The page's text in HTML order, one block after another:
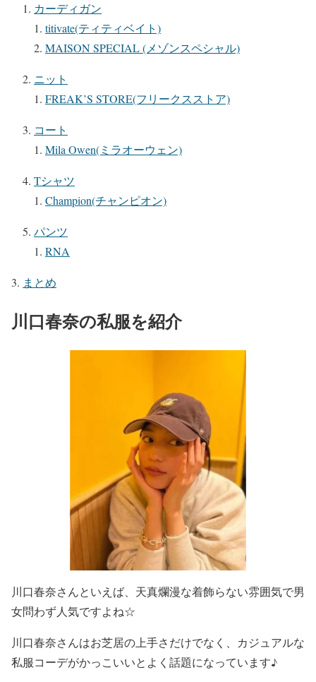
カーディガン
titivate(ティティベイト)
MAISON SPECIAL (メゾンスペシャル)
ニット
FREAK’S STORE(フリークスストア)
コート
Mila Owen(ミラオーウェン)
Tシャツ
Champion(チャンピオン)
パンツ
RNA
まとめ
川口春奈の私服を紹介
川口春奈さんといえば、 天真爛漫な着飾らない雰囲気で男
女問わず人気ですよね☆
川口春奈さんはお芝居の上手さだけでなく、 カジュアルな
私服コーデがかっこいいとよく話題になっています♪